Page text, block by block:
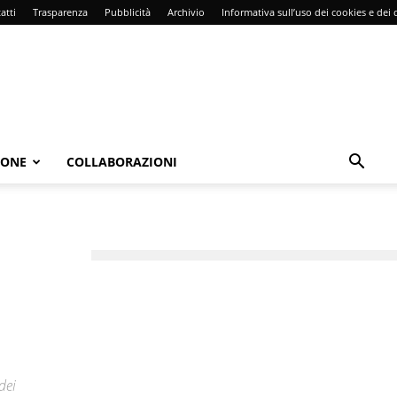
Trasparenza Pubblicità Archivio Informativa sull’uso dei cookies e dei
COLLABORAZIONI